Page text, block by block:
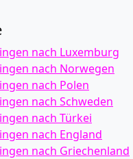
nach Luxemburg
nach Norwegen
nach Polen
nach Schweden
nach Türkei
nach England
nach Griechenland